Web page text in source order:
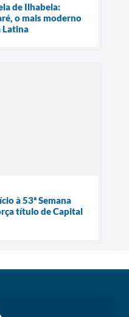
de Ilhabela:
o mais moderno
Latina
à 53ª Semana
título de Capital